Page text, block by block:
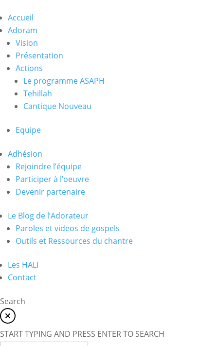
Accueil
Adoram
Vision
Présentation
Actions
Le programme ASAPH
Tehillah
Cantique Nouveau
Equipe
Adhésion
Rejoindre l’équipe
Participer à l’oeuvre
Devenir partenaire
Le Blog de l’Adorateur
Paroles et videos de gospels
Outils et Ressources du chantre
Les HALI
Contact
Search
START TYPING AND PRESS ENTER TO SEARCH